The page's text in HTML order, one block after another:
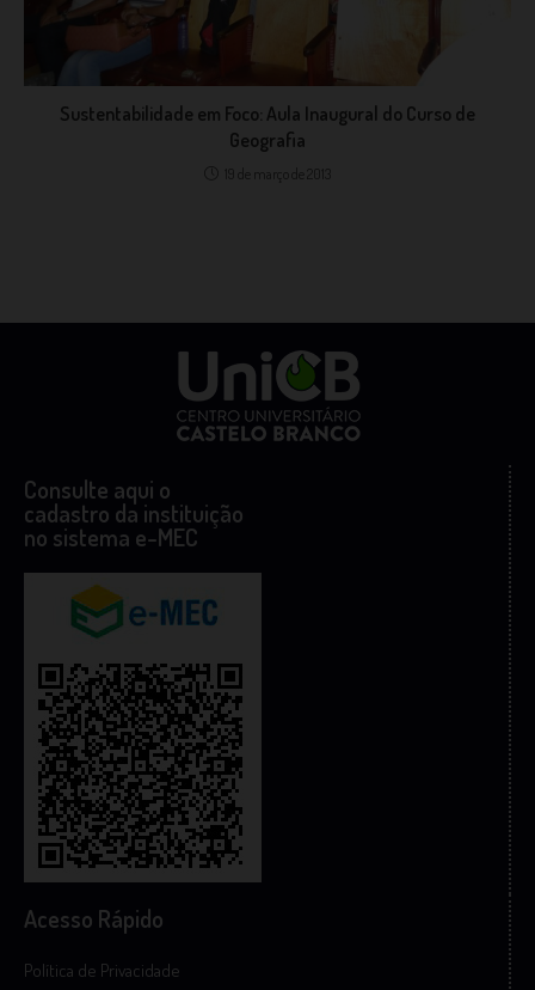
Sustentabilidade em Foco: Aula Inaugural do Curso de
Geografia
19 de março de 2013
Consulte aqui o
cadastro da instituição
no sistema e-MEC
Acesso Rápido
Política de Privacidade